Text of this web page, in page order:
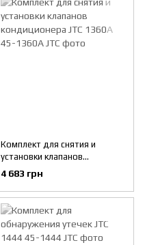
Комплект для снятия и
установки клапанов
кондиционера JTC 1360A
4 683 грн